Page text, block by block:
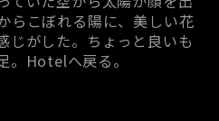
らこぼれる陽に、美しい花
じがした。ちょっと良いも
。Hotelへ戻る。